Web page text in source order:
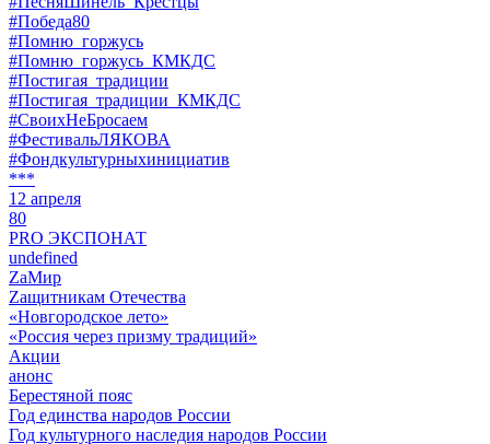
#Победа80
#Помню_горжусь
#Помню_горжусь_КМКДС
#Постигая_традиции
#Постигая_традиции_КМКДС
#СвоихНеБросаем
#ФестивальЛЯКОВА
#Фондкультурныхинициатив
***
12 апреля
80
PRO ЭКСПОНАТ
undefined
ZaМир
Zащитникам Отечества
«Новгородское лето»
«Россия через призму традиций»
Акции
анонс
Берестяной пояс
Год единства народов России
Год культурного наследия народов России